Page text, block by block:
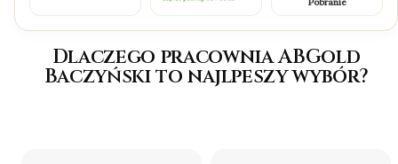
Dlaczego pracownia ABGold
Baczyński to najlpeszy wybór?